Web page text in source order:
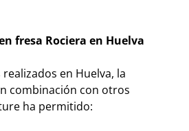
fresa Rociera en Huelva
en Huelva, la
combinación con otros
ha permitido: